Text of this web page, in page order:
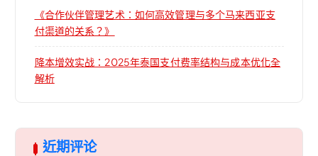
《合作伙伴管理艺术：如何高效管理与多个马来西亚支
付渠道的关系？》
降本增效实战：2025年泰国支付费率结构与成本优化全
解析
近期评论